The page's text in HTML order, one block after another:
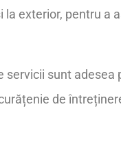
la exterior, pentru a
servicii sunt adesea
de